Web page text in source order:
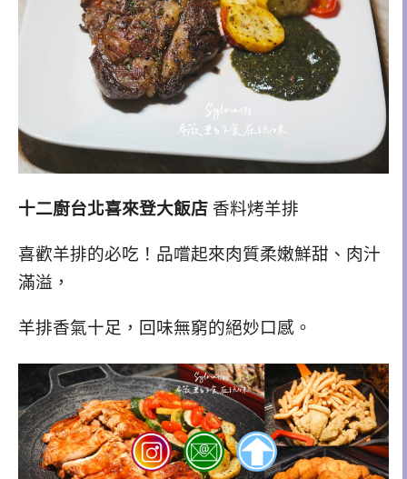
十二廚台北喜來登大飯店 香料烤羊排
喜歡羊排的必吃！品嚐起來肉質柔嫩鮮甜、肉汁
滿溢，
羊排香氣十足，回味無窮的絕妙口感。